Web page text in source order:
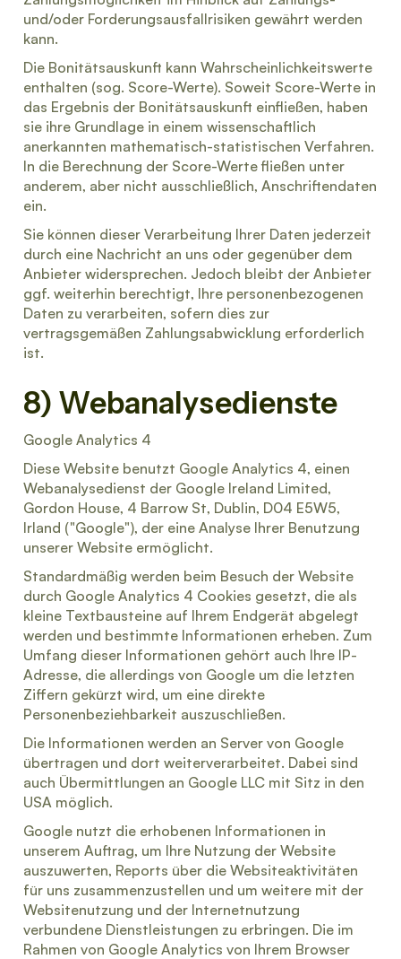
und/oder Forderungsausfallrisiken gewährt werden
kann.
Die Bonitätsauskunft kann Wahrscheinlichkeitswerte
enthalten (sog. Score-Werte). Soweit Score-Werte in
das Ergebnis der Bonitätsauskunft einfließen, haben
sie ihre Grundlage in einem wissenschaftlich
anerkannten mathematisch-statistischen Verfahren.
In die Berechnung der Score-Werte fließen unter
anderem, aber nicht ausschließlich, Anschriftendaten
ein.
Sie können dieser Verarbeitung Ihrer Daten jederzeit
durch eine Nachricht an uns oder gegenüber dem
Anbieter widersprechen. Jedoch bleibt der Anbieter
ggf. weiterhin berechtigt, Ihre personenbezogenen
Daten zu verarbeiten, sofern dies zur
vertragsgemäßen Zahlungsabwicklung erforderlich
ist.
8) Webanalysedienste
Google Analytics 4
Diese Website benutzt Google Analytics 4, einen
Webanalysedienst der Google Ireland Limited,
Gordon House, 4 Barrow St, Dublin, D04 E5W5,
Irland ("Google"), der eine Analyse Ihrer Benutzung
unserer Website ermöglicht.
Standardmäßig werden beim Besuch der Website
durch Google Analytics 4 Cookies gesetzt, die als
kleine Textbausteine auf Ihrem Endgerät abgelegt
werden und bestimmte Informationen erheben. Zum
Umfang dieser Informationen gehört auch Ihre IP-
Adresse, die allerdings von Google um die letzten
Ziffern gekürzt wird, um eine direkte
Personenbeziehbarkeit auszuschließen.
Die Informationen werden an Server von Google
übertragen und dort weiterverarbeitet. Dabei sind
auch Übermittlungen an Google LLC mit Sitz in den
USA möglich.
Google nutzt die erhobenen Informationen in
unserem Auftrag, um Ihre Nutzung der Website
auszuwerten, Reports über die Websiteaktivitäten
für uns zusammenzustellen und um weitere mit der
Websitenutzung und der Internetnutzung
verbundene Dienstleistungen zu erbringen. Die im
Rahmen von Google Analytics von Ihrem Browser